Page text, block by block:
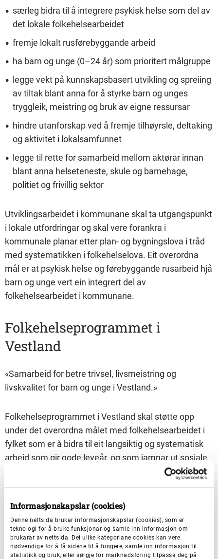
Informasjonskapslar (cookies)
Denne nettsida brukar informasjonskapslar (cookies), som er
teknologi for å bruke funksjonar og samle inn informasjon om
brukarar av nettsida. Dei ulike kategoriane cookies kan vere
nødvendige for å få sidene til å fungere, samle inn informasjon til
statistikk og bruk, eller sørgje for marknadsføring tilpassa deg på
særleg bidra til å integrere psykisk helse som del av
det lokale folkehelsearbeidet
fremje lokalt rusførebyggande arbeid
ha barn og unge (0–24 år) som prioritert målgruppe
legge vekt på kunnskapsbasert utvikling og spreiing
av tiltak blant anna for å styrke barn og unges
tryggleik, meistring og bruk av eigne ressursar
hindre utanforskap ved å fremje tilhøyrsle, deltaking
og aktivitet i lokalsamfunnet
legge til rette for samarbeid mellom aktørar innan
blant anna helseteneste, skule og barnehage,
politiet og frivillig sektor
Utviklingsarbeidet i kommunane skal ta utgangspunkt
i lokale utfordringar og skal vere forankra i
kommunale planar etter plan- og bygningslova i tråd
med systematikken i folkehelselova. Eit overordna
mål er at psykisk helse og førebyggande rusarbeid hjå
barn og unge vert ein integrert del av
folkehelsearbeidet i kommunane.
Folkehelseprogrammet i
Vestland
«Samarbeid for betre trivsel, livsmeistring og
livskvalitet for barn og unge i Vestland.»
Folkehelseprogrammet i Vestland skal støtte opp
under det overordna målet med folkehelsearbeidet i
fylket som er å bidra til eit langsiktig og systematisk
arbeid som gir gode leveår, og som jamnar ut sosiale
helseforskjellar. Dette skal skje gjennom å styrke
kompetansemiljø og andre, og medverknad frå
målgruppene. God forankring, økonomi og ressursar
er elles naudsynte føresetnader i arbeidet.